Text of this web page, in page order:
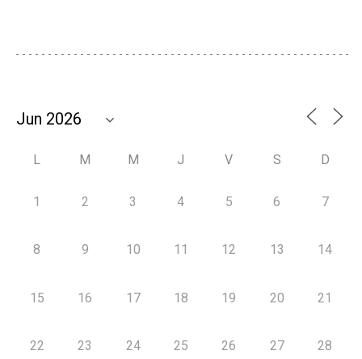
L M M J V S D
1 2 3 4 5 6 7
8 9 10 11 12 13 14
15 16 17 18 19 20 21
22 23 24 25 26 27 28